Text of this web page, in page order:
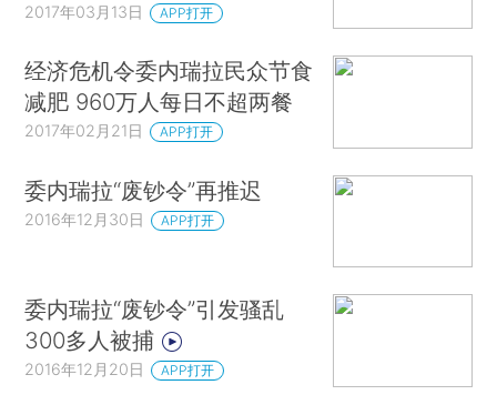
2017年03月13日 APP打开
经济危机令委内瑞拉民众节食
减肥 960万人每日不超两餐
2017年02月21日 APP打开
委内瑞拉“废钞令”再推迟
2016年12月30日 APP打开
委内瑞拉“废钞令”引发骚乱
300多人被捕
2016年12月20日 APP打开